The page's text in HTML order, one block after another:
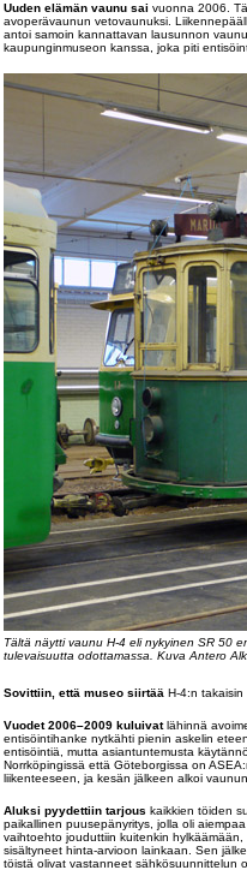
Uuden elämän vaunu sai vuonna 2006.
avoperävaunun vetovaunuksi.
antoi samoin kannattavan lausunnon
kaupunginmuseon kanssa, joka piti
Tältä näytti vaunu H-4 eli nykyinen SR 50
tulevaisuutta odottamassa. Kuva Antero
Sovittiin, että museo siirtää H-4:n
Vuodet 2006–2009 kuluivatlähinnä
entisöintihanke nytkähti pienin askelin
entisöintiä, mutta asiantuntemusta
Norrköpingissä että Göteborgissa on
liikenteeseen, ja kesän jälkeen alkoi
Aluksi pyydettiin tarjous kaikkien töiden
paikallinen puusepänyritys, jolla oli
vaihtoehto jouduttiin kuitenkin
sisältyneet hinta-arvioon lainkaan. Sen
töistä olivat vastanneet sähkösuunnittelun